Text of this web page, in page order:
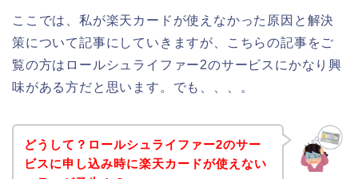
ここでは、私が楽天カードが使えなかった原因と解決
策について記事にしていきますが、こちらの記事をご
覧の方はロールシュライファー2のサービスにかなり興
味がある方だと思います。でも、、、。
どうして？ロールシュライファー2のサー
ビスに申し込み時に楽天カードが使えない